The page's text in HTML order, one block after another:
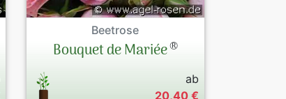
Beetrose
Bouquet de Mariée®
ab
20,40 €